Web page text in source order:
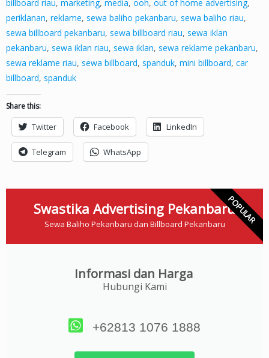
billboard riau, marketing, media, ooh, out of home advertising,
periklanan, reklame, sewa baliho pekanbaru, sewa baliho riau,
sewa billboard pekanbaru, sewa billboard riau, sewa iklan
pekanbaru, sewa iklan riau, sewa iklan, sewa reklame pekanbaru,
sewa reklame riau, sewa billboard, spanduk, mini billboard, car
billboard, spanduk
Share this:
Twitter Facebook LinkedIn
Telegram WhatsApp
Swastika Advertising Pekanbaru
Sewa Baliho Pekanbaru dan Billboard Pekanbaru
Informasi dan Harga
Hubungi Kami
+62813 1076 1888
POPULAR